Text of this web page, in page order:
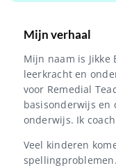
Mijn verhaal
Mijn naam is Jikke
leerkracht en
voor Remedial
basisonderwijs en
onderwijs. Ik
Veel kinderen